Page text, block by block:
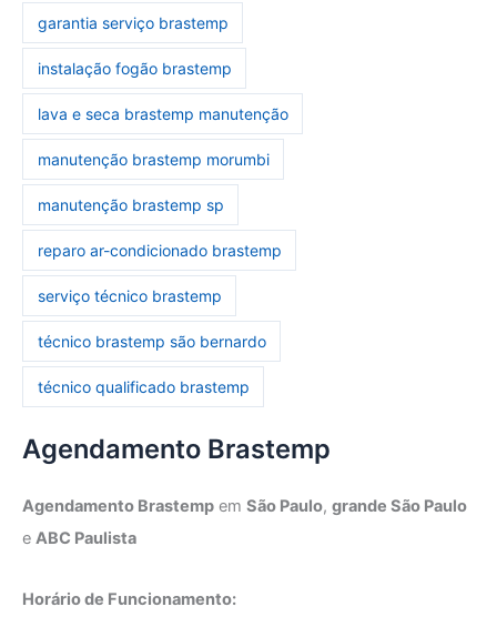
garantia serviço brastemp
instalação fogão brastemp
lava e seca brastemp manutenção
manutenção brastemp morumbi
manutenção brastemp sp
reparo ar-condicionado brastemp
serviço técnico brastemp
técnico brastemp são bernardo
técnico qualificado brastemp
Agendamento Brastemp
Agendamento Brastemp em São Paulo, grande São Paulo
e ABC Paulista
Horário de Funcionamento: